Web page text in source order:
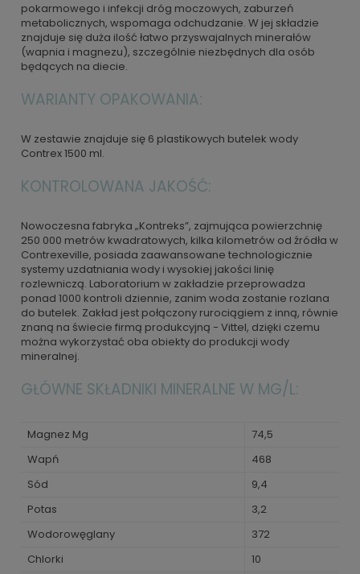
pokarmowego i infekcji dróg moczowych, zaburzeń
metabolicznych, wspomaga odchudzanie. W jej składzie
znajduje się duża ilość łatwo przyswajalnych minerałów
(wapnia i magnezu), szczególnie niezbędnych dla osób
będących na diecie.
WARIANTY OPAKOWANIA:
W zestawie znajduje się 6 plastikowych butelek wody
Contrex 1500 ml.
KONTROLOWANA JAKOŚĆ:
Nowoczesna fabryka „Kontreks”, zajmująca powierzchnię
250 000 metrów kwadratowych, kilka kilometrów od źródła w
Contrexeville, posiada zaawansowane technologicznie
systemy uzdatniania wody i wysokiej jakości linię
rozlewniczą. Laboratorium w zakładzie przeprowadza
ponad 1000 kontroli dziennie, zanim woda zostanie rozlana
do butelek. Zakład jest połączony rurociągiem z inną, równie
znaną na świecie firmą produkcyjną - Vittel, dzięki czemu
można wykorzystać oba obiekty do produkcji wody
mineralnej.
GŁÓWNE SKŁADNIKI MINERALNE W MG/L:
Magnez Mg
74,5
Wapń
468
Sód
9,4
Potas
3,2
Wodorowęglany
372
Chlorki
10